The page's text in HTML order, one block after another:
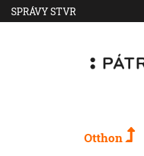
SPRÁVY STVR
Otthon